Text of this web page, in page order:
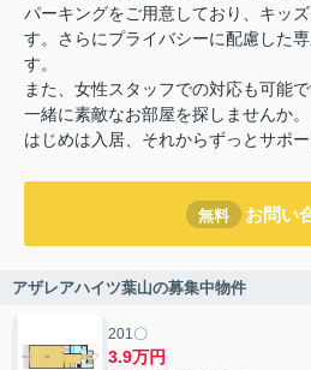
パーキングをご用意しており、キッ
す。さらにプライバシーに配慮した
す。
また、女性スタッフでの対応も可能
一緒に素敵なお部屋を探しませんか。
はじめは入居、それからずっとサポ
無料 お問い
アザレアハイツ葉山の募集中物件
201〇
3.9万円